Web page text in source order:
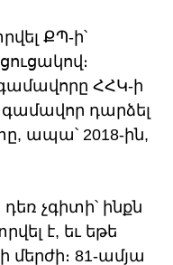
ՔՊ-ի՝
ՀՀԿ-ի
դարձել
ապա՝ 2018-ին,
չգիտի՝ ինքն
է, եւ եթե
81-ամյա